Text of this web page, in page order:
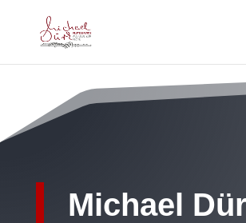
Michael